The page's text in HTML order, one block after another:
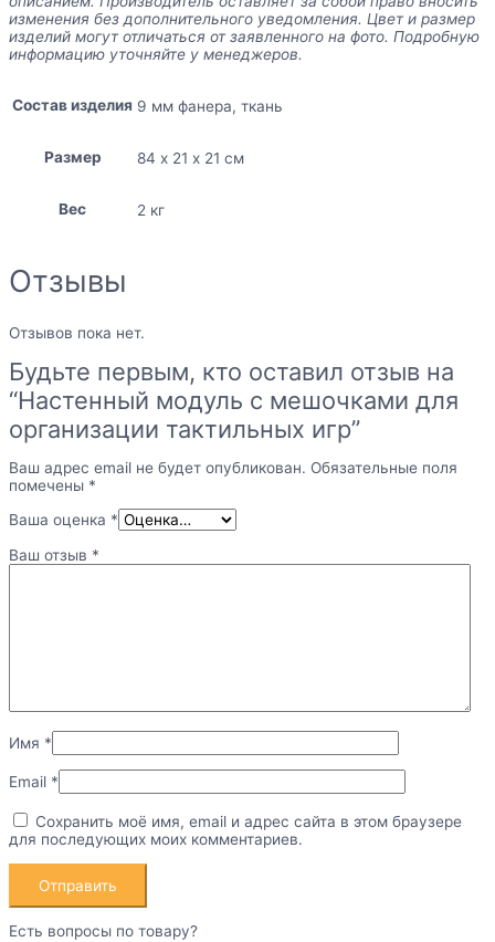
изменения без дополнительного уведомления. Цвет и размер
изделий могут отличаться от заявленного на фото. Подробную
информацию уточняйте у менеджеров.
Состав изделия 9 мм фанера, ткань
Размер 84 х 21 х 21 см
Вес 2 кг
Отзывы
Отзывов пока нет.
Будьте первым, кто оставил отзыв на
“Настенный модуль с мешочками для
организации тактильных игр”
Ваш адрес email не будет опубликован. Обязательные поля
помечены *
Ваша оценка *
Ваш отзыв *
Имя *
Email *
Сохранить моё имя, email и адрес сайта в этом браузере
для последующих моих комментариев.
Есть вопросы по товару?